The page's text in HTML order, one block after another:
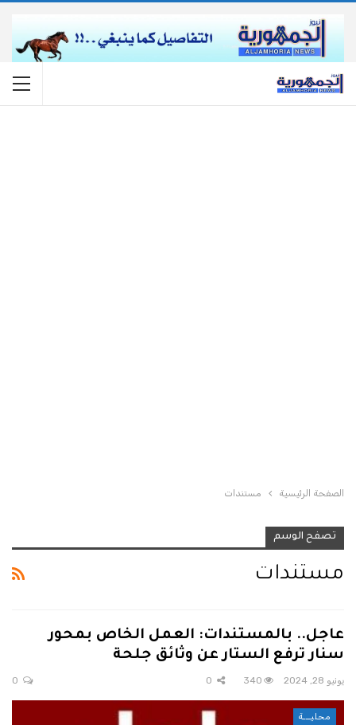
الصفحة الرئيسية مستندات
تصفح الوسم
مستندات
عاجل.. بالمستندات: العمل الخاص بمحور
سنار ترفع الستار عن وثائق جلحة
يونيو 28, 2024 340
محليـــة